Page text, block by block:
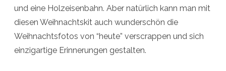
Freebie
und eine Holzeisenbahn. Aber natürlich kann man mit
diesen Weihnachtskit auch wunderschön die
Weihnachtsfotos von “heute” verscrappen und sich
einzigartige Erinnerungen gestalten.